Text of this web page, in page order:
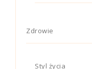
Zdrowie
Styl życia